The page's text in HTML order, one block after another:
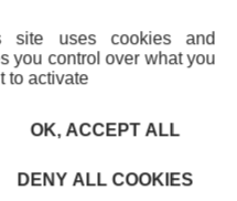
vous adresser
vos interlocuteurs en
site uses cookies and
you control over what you
to activate
OK, ACCEPT ALL
DENY ALL COOKIES